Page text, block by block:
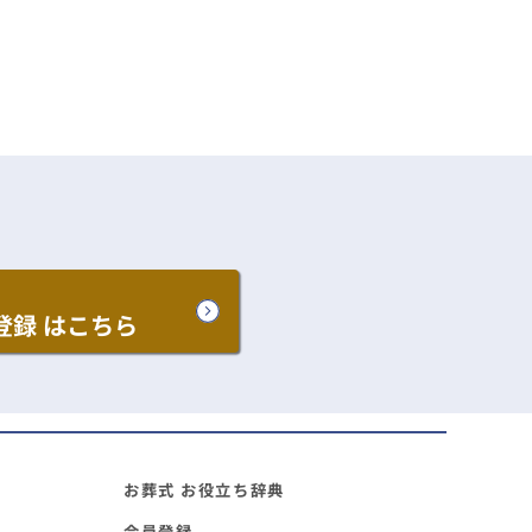
録 はこちら
お葬式 お役立ち辞典